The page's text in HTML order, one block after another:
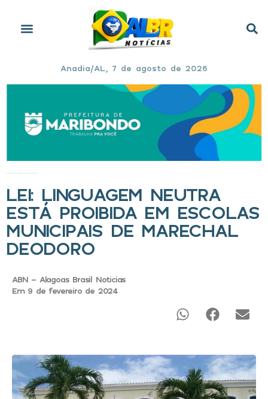
Anadia/AL, 7 de agosto de 2026
LEI: LINGUAGEM NEUTRA
ESTÁ PROIBIDA EM ESCOLAS
MUNICIPAIS DE MARECHAL
DEODORO
ABN - Alagoas Brasil Noticias
Em 9 de fevereiro de 2024